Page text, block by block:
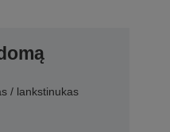
/ lankstinukas